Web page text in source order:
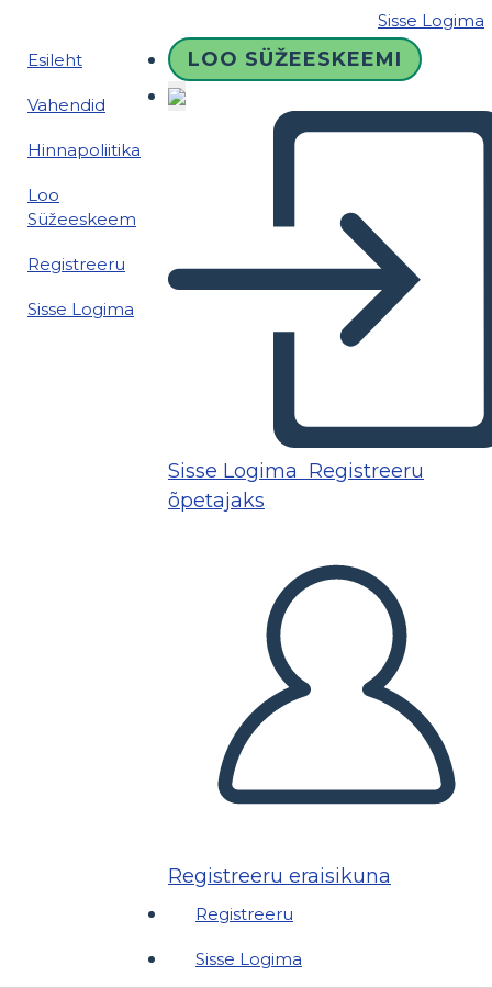
Sisse Logima
Esileht
Vahendid
Hinnapoliitika
Loo
Süžeeskeem
Registreeru
Sisse Logima
LOO SÜŽEESKEEMI
Sisse Logima Registreeru
õpetajaks
Registreeru eraisikuna
Registreeru
Sisse Logima